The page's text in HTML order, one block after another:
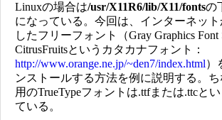
Linuxの場合は/usr/X11R6/lib/X11/fontsの
になっている。今回は、インターネッ
したフリーフォント（Gray Graphics Font
CitrusFruitsというカタカナフォント：
http://www.orange.ne.jp/~den7/index.html）
ンストールする方法を例に説明する。ち
用のTrueTypeフォントは.ttfまたは.ttcと
ている。